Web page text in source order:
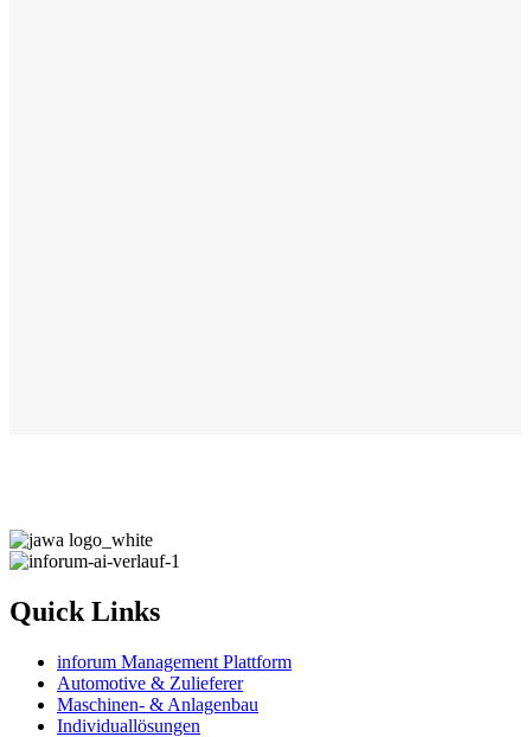
Quick Links
inforum Management Plattform
Automotive & Zulieferer
Maschinen- & Anlagenbau
Individuallösungen